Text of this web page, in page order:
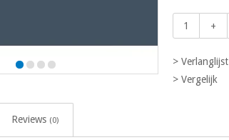
+
> Verlanglijst
> Vergelijk
Reviews (0)